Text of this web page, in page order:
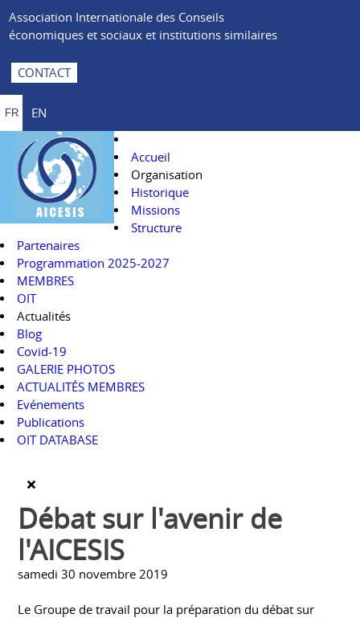
Association Internationale des Conseils
économiques et sociaux et institutions similaires
CONTACT
FR EN
Accueil
Organisation
Historique
Missions
Structure
Partenaires
Programmation 2025-2027
MEMBRES
OIT
Actualités
Blog
Covid-19
GALERIE PHOTOS
ACTUALITÉS MEMBRES
Evénements
Publications
OIT DATABASE
Débat sur l'avenir de
l'AICESIS
samedi 30 novembre 2019
Le Groupe de travail pour la préparation du débat sur